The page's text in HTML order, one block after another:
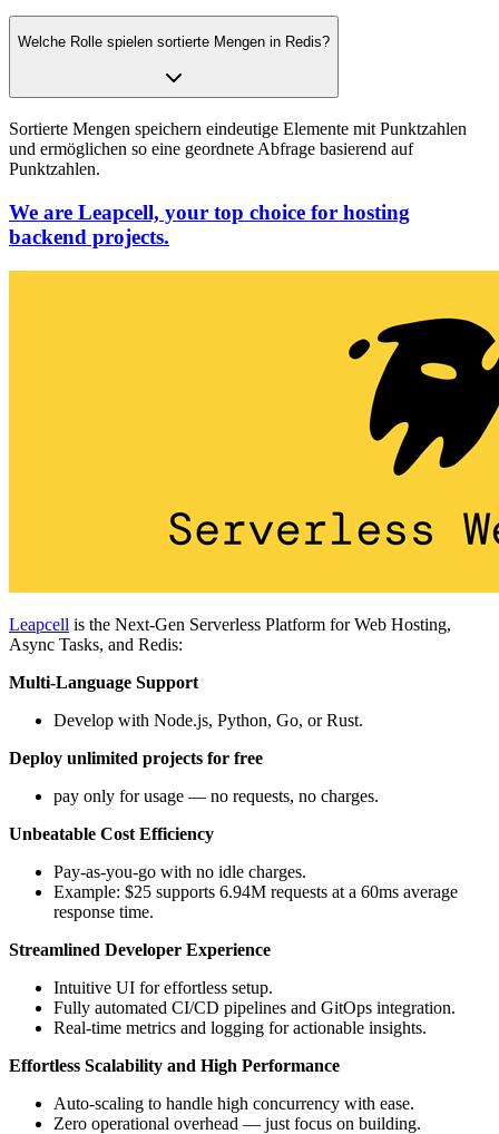
Welche Rolle spielen sortierte Mengen in Redis?
Sortierte Mengen speichern eindeutige Elemente mit Punktzahlen
und ermöglichen so eine geordnete Abfrage basierend auf
Punktzahlen.
We are Leapcell, your top choice for hosting
backend projects.
Leapcell is the Next-Gen Serverless Platform for Web Hosting,
Async Tasks, and Redis:
Multi-Language Support
Develop with Node.js, Python, Go, or Rust.
Deploy unlimited projects for free
pay only for usage — no requests, no charges.
Unbeatable Cost Efficiency
Pay-as-you-go with no idle charges.
Example: $25 supports 6.94M requests at a 60ms average
response time.
Streamlined Developer Experience
Intuitive UI for effortless setup.
Fully automated CI/CD pipelines and GitOps integration.
Real-time metrics and logging for actionable insights.
Effortless Scalability and High Performance
Auto-scaling to handle high concurrency with ease.
Zero operational overhead — just focus on building.